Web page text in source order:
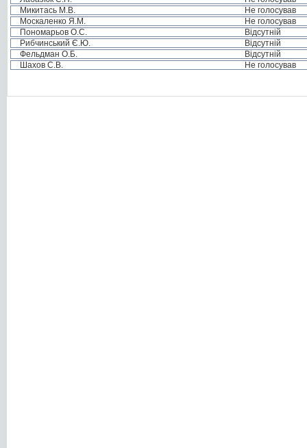
Микитась М.В.
Не голосував
Москаленко Я.М.
Не голосував
Пономарьов О.С.
Відсутній
Рибчинський Є.Ю.
Відсутній
Фельдман О.Б.
Відсутній
Шахов С.В.
Не голосував